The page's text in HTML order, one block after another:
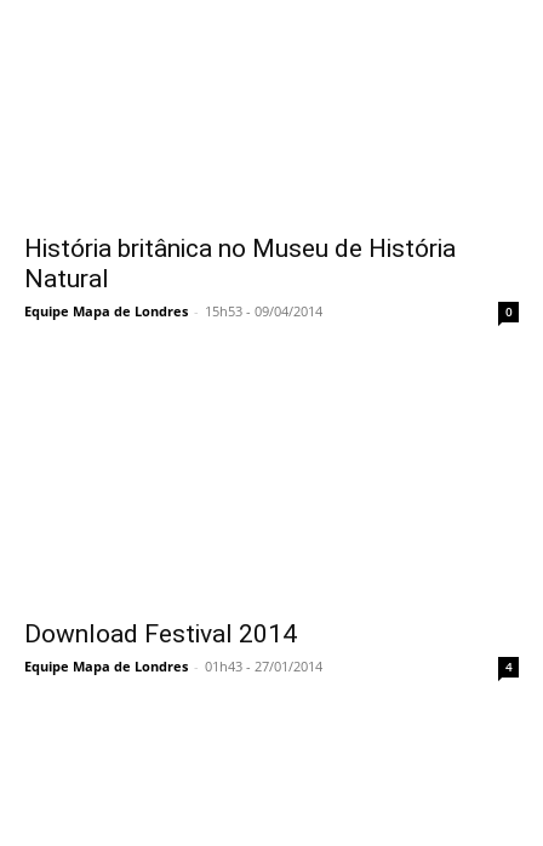
História britânica no Museu de História
Natural
Equipe Mapa de Londres - 15h53 - 09/04/2014 0
Download Festival 2014
Equipe Mapa de Londres - 01h43 - 27/01/2014 4